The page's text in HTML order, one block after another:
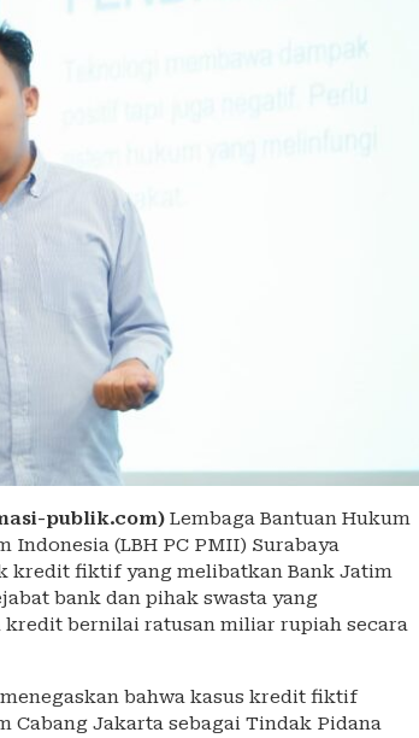
publik.com) Lembaga Bantuan Hukum
Indonesia (LBH PC PMII) Surabaya
kredit fiktif yang melibatkan Bank Jatim
bank dan pihak swasta yang
bernilai ratusan miliar rupiah secara
bahwa kasus kredit fiktif
Cabang Jakarta sebagai Tindak Pidana